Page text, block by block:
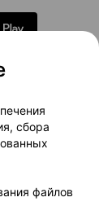
сбора
файлов